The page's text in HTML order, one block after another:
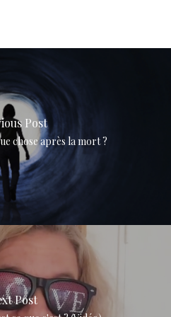
Post
chose après la mort ?
Post